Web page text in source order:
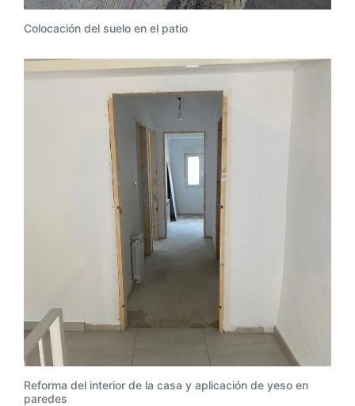
Colocación del suelo en el patio
Reforma del interior de la casa y aplicación de yeso en
paredes